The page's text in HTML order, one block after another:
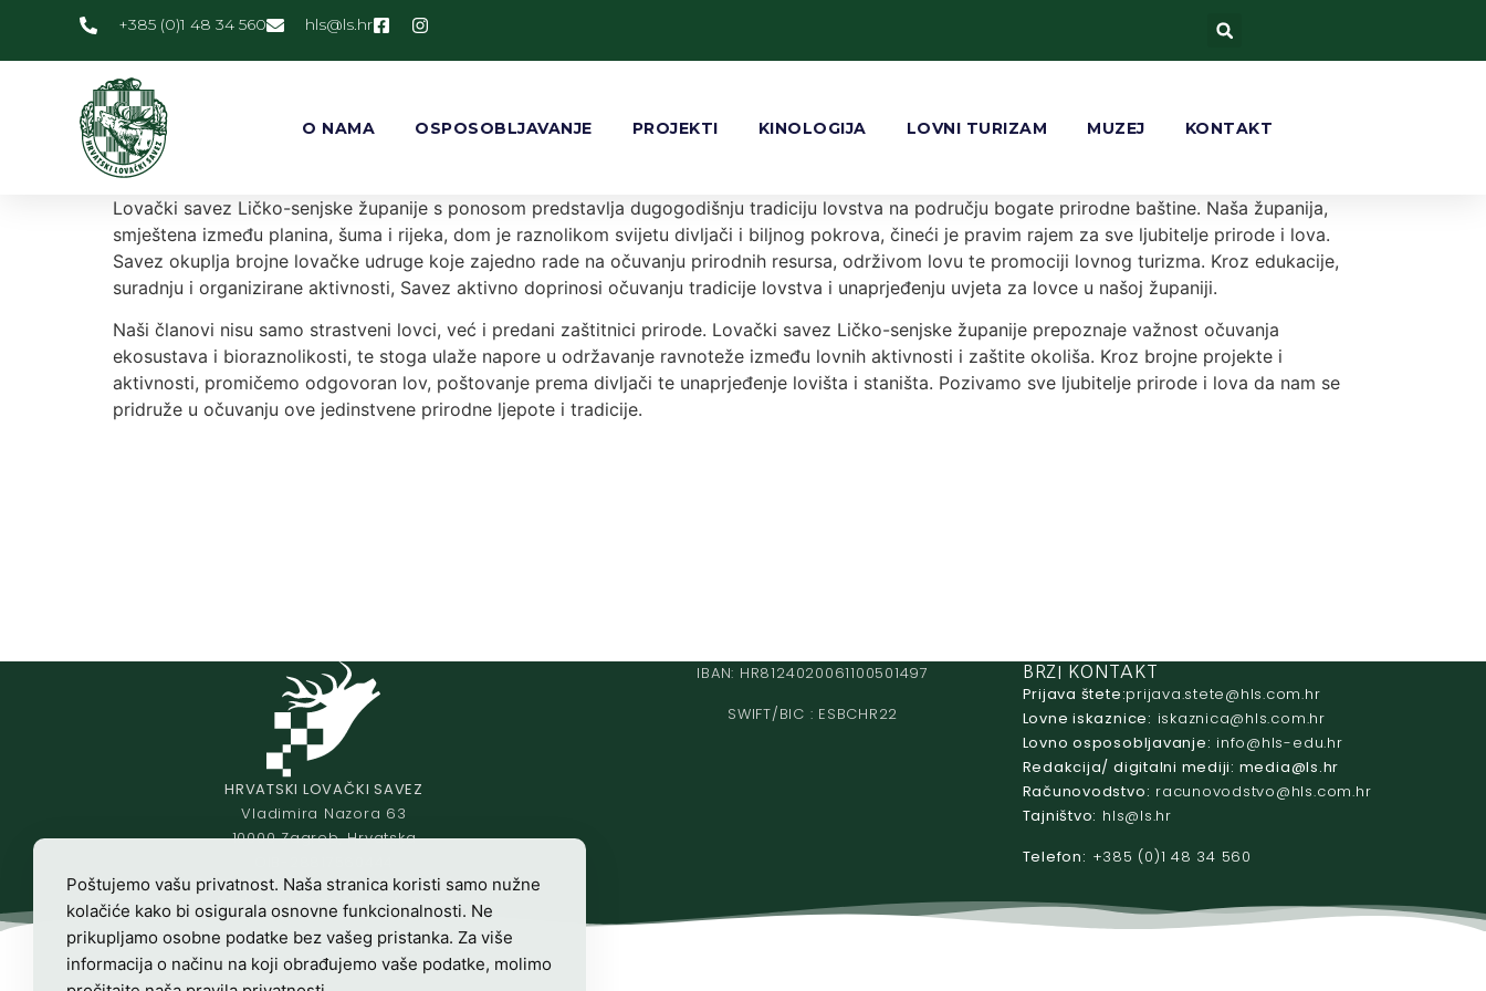
+385 (0)1 48 34 560 rh.sl
@slh
O NAMA OSPOSOBLJAVANJE PROJEKTI KINOLOGIJA LOVNI TURIZAM MUZEJ KONTAKT
Lovački savez Ličko-senjske županije s ponosom predstavlja dugogodišnju tradiciju lovstva na području bogate prirodne baštine. Naša županija,
smještena između planina, šuma i rijeka, dom je raznolikom svijetu divljači i biljnog pokrova, čineći je pravim rajem za sve ljubitelje prirode i lova.
Savez okuplja brojne lovačke udruge koje zajedno rade na očuvanju prirodnih resursa, održivom lovu te promociji lovnog turizma. Kroz edukacije,
suradnju i organizirane aktivnosti, Savez aktivno doprinosi očuvanju tradicije lovstva i unaprjeđenju uvjeta za lovce u našoj županiji.
Naši članovi nisu samo strastveni lovci, već i predani zaštitnici prirode. Lovački savez Ličko-senjske županije prepoznaje važnost očuvanja
ekosustava i bioraznolikosti, te stoga ulaže napore u održavanje ravnoteže između lovnih aktivnosti i zaštite okoliša. Kroz brojne projekte i
aktivnosti, promičemo odgovoran lov, poštovanje prema divljači te unaprjeđenje lovišta i staništa. Pozivamo sve ljubitelje prirode i lova da nam se
pridruže u očuvanju ove jedinstvene prirodne ljepote i tradicije.
HRVATSKI LOVAČKI SAVEZ
Vladimira Nazora 63
10000 Zagreb, Hrvatska
Radno vrijeme: 7:00 – 15:00
IBAN: HR8124020061100501497
SWIFT/BIC : ESBCHR22
BRZI KONTAKT
Prijava štete: rh.moc.slh
@etets.avajirp
Lovne iskaznice:
rh.moc.slh
@acinzaksi
Lovno osposobljavanje:
rh.ude-slh
@ofni
Redakcija/ digitalni mediji:
rh.sl
@aidem
Računovodstvo:
rh.moc.slh
@ovtsdovonucar
Tajništvo:
rh.sl
@slh
Telefon: +385 (0)1 48 34 560
Poštujemo vašu privatnost. Naša stranica koristi samo nužne
kolačiće kako bi osigurala osnovne funkcionalnosti. Ne
prikupljamo osobne podatke bez vašeg pristanka. Za više
informacija o načinu na koji obrađujemo vaše podatke, molimo